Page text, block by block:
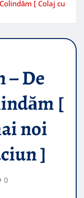
[ Colaj cu
– De
[
noi
]
0